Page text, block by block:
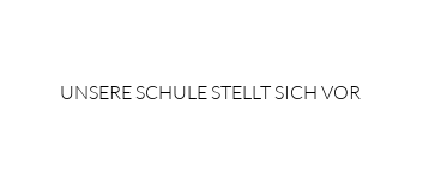
UNSERE SCHULE STELLT SICH VOR